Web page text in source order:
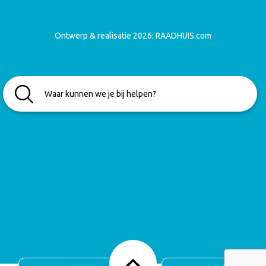
Ontwerp & realisatie 2026: RAADHUIS.com